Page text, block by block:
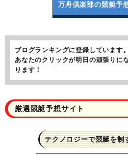
万舟倶楽部の競艇予
ブログランキングに登録しています。
あなたのクリックが明日の頑張りに
ります！
厳選競艇予想サイト
テクノロジーで競艇を制